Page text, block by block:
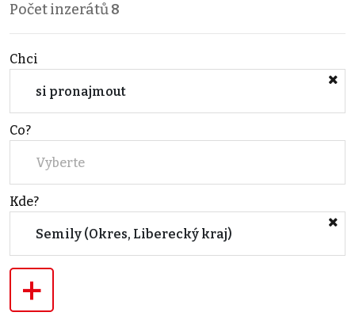
Počet inzerátů8
Chci
si pronajmout
Co?
Vyberte
Kde?
Semily (Okres, Liberecký kraj)
+